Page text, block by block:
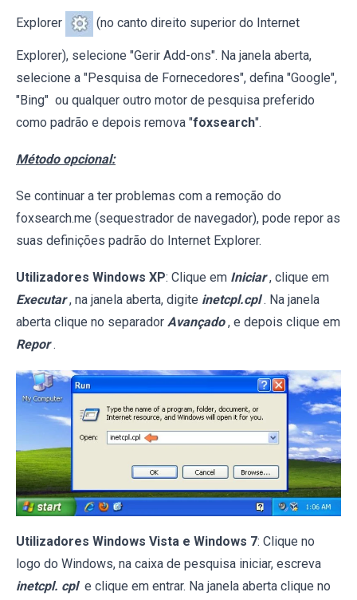
Explorer (no canto direito superior do Internet
Explorer), selecione "Gerir Add-ons". Na janela aberta,
selecione a "Pesquisa de Fornecedores", defina "Google",
"Bing" ou qualquer outro motor de pesquisa preferido
como padrão e depois remova "foxsearch".
Método opcional:
Se continuar a ter problemas com a remoção do
foxsearch.me (sequestrador de navegador), pode repor as
suas definições padrão do Internet Explorer.
Utilizadores Windows XP: Clique em Iniciar , clique em
Executar , na janela aberta, digite inetcpl.cpl . Na janela
aberta clique no separador Avançado , e depois clique em
Repor .
Utilizadores Windows Vista e Windows 7: Clique no
logo do Windows, na caixa de pesquisa iniciar, escreva
inetcpl. cpl e clique em entrar. Na janela aberta clique no